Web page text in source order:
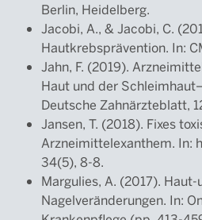
Berlin, Heidelberg.
Jacobi, A., & Jacobi, C.
Hautkrebsprävention. In:
Jahn, F. (2019).
Haut und der
Deutsche Zahnärzteblatt,
Jansen, T. (2018). Fixes
Arzneimittelexanthem. In:
34(5), 8-8.
Margulies, A. (2017). Haut-
Nagelveränderungen. In: